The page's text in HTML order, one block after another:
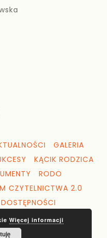
GALERIA
KĄCIK RODZICA
RODO
CZYTELNICTWA 2.0
Więcej informacji